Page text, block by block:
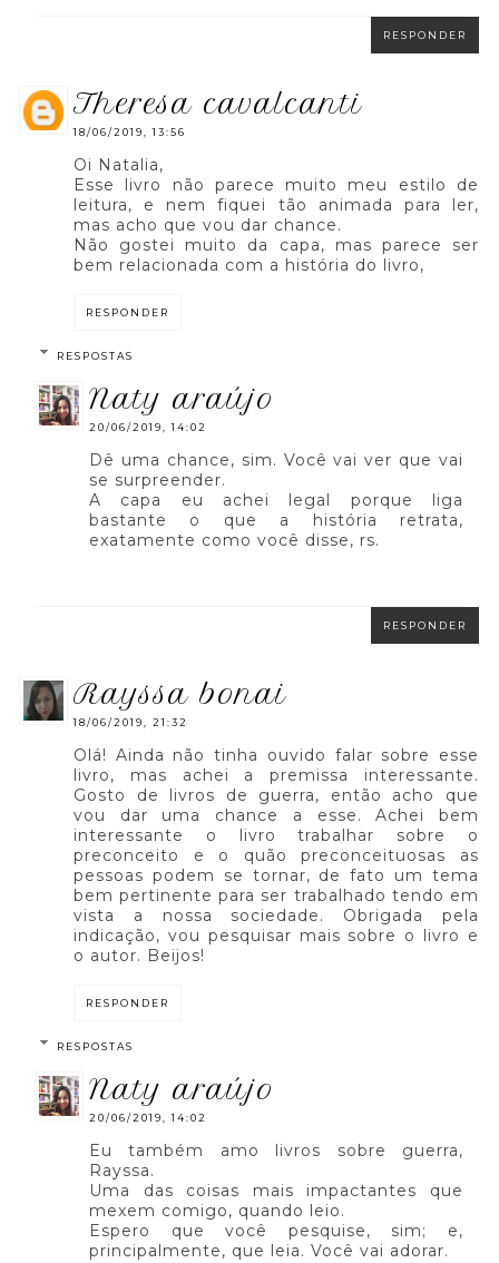
RESPONDER
theresa cavalcanti
18/06/2019, 13:56
Oi Natalia,
Esse livro não parece muito meu estilo de
leitura, e nem fiquei tão animada para ler,
mas acho que vou dar chance.
Não gostei muito da capa, mas parece ser
bem relacionada com a história do livro,
RESPONDER
RESPOSTAS
naty araújo
20/06/2019, 14:02
Dê uma chance, sim. Você vai ver que vai
se surpreender.
A capa eu achei legal porque liga
bastante o que a história retrata,
exatamente como você disse, rs.
RESPONDER
rayssa bonai
18/06/2019, 21:32
Olá! Ainda não tinha ouvido falar sobre esse
livro, mas achei a premissa interessante.
Gosto de livros de guerra, então acho que
vou dar uma chance a esse. Achei bem
interessante o livro trabalhar sobre o
preconceito e o quão preconceituosas as
pessoas podem se tornar, de fato um tema
bem pertinente para ser trabalhado tendo em
vista a nossa sociedade. Obrigada pela
indicação, vou pesquisar mais sobre o livro e
o autor. Beijos!
RESPONDER
RESPOSTAS
naty araújo
20/06/2019, 14:02
Eu também amo livros sobre guerra,
Rayssa.
Uma das coisas mais impactantes que
mexem comigo, quando leio.
Espero que você pesquise, sim; e,
principalmente, que leia. Você vai adorar.